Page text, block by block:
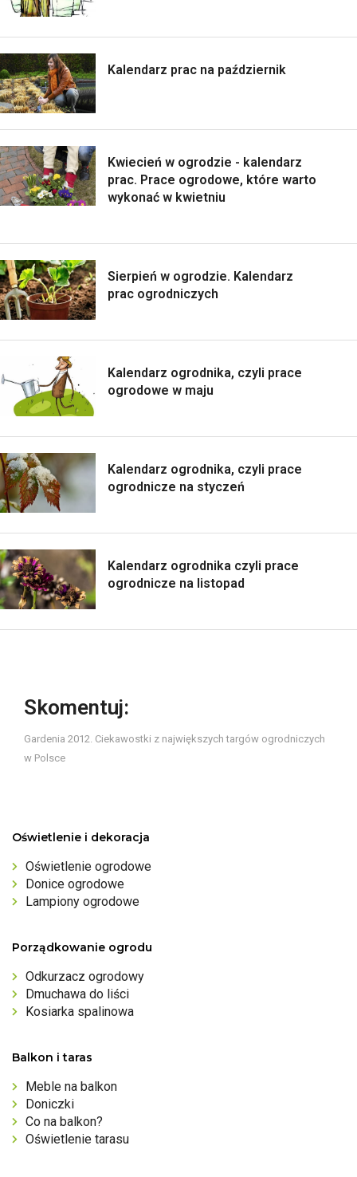
Kalendarz prac na październik
Kwiecień w ogrodzie - kalendarz
prac. Prace ogrodowe, które warto
wykonać w kwietniu
Sierpień w ogrodzie. Kalendarz
prac ogrodniczych
Kalendarz ogrodnika, czyli prace
ogrodowe w maju
Kalendarz ogrodnika, czyli prace
ogrodnicze na styczeń
Kalendarz ogrodnika czyli prace
ogrodnicze na listopad
Skomentuj:
Gardenia 2012. Ciekawostki z największych targów ogrodniczych
w Polsce
Oświetlenie i dekoracja
Oświetlenie ogrodowe
Donice ogrodowe
Lampiony ogrodowe
Porządkowanie ogrodu
Odkurzacz ogrodowy
Dmuchawa do liści
Kosiarka spalinowa
Balkon i taras
Meble na balkon
Doniczki
Co na balkon?
Oświetlenie tarasu